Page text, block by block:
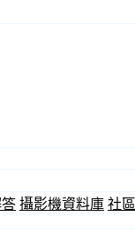
攝影機資料庫 社區